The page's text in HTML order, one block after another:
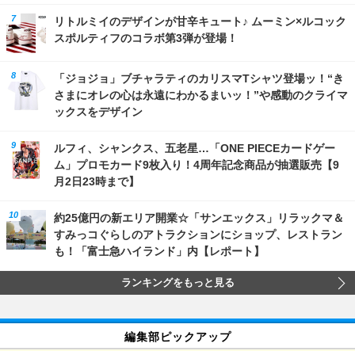
リトルミイのデザインが甘辛キュート♪ ムーミン×ルコック
スポルティフのコラボ第3弾が登場！
「ジョジョ」ブチャラティのカリスマTシャツ登場ッ！“き
さまにオレの心は永遠にわかるまいッ！”や感動のクライマ
ックスをデザイン
ルフィ、シャンクス、五老星…「ONE PIECEカードゲー
ム」プロモカード9枚入り！4周年記念商品が抽選販売【9
月2日23時まで】
約25億円の新エリア開業☆「サンエックス」リラックマ＆
すみっコぐらしのアトラクションにショップ、レストラン
も！「富士急ハイランド」内【レポート】
ランキングをもっと見る
編集部ピックアップ